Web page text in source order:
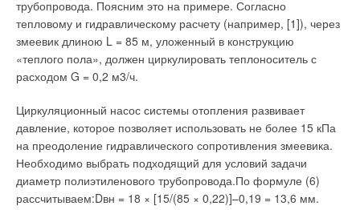
трубопровода. Поясним это на примере. Согласно
тепловому и гидравлическому расчету (например, [1]), через
змеевик длиною L = 85 м, уложенный в конструкцию
«теплого пола», должен циркулировать теплоноситель с
расходом G = 0,2 м3/ч.
Циркуляционный насос системы отопления развивает
давление, которое позволяет использовать не более 15 кПа
на преодоление гидравлического сопротивления змеевика.
Необходимо выбрать подходящий для условий задачи
диаметр полиэтиленового трубопровода.По формуле (6)
рассчитываем:Dвн = 18 × [15/(85 × 0,22)]–0,19 = 13,6 мм.
Не менее важен для эксплуатации поквартирный учет тепла.
В России подобные решения только начинают применяться.
Главным образом — в современных зданиях, где
горизонтальная разводка отопления предусмотрена
организации системы теплоснабжения является
возможность для каждого собственника по своему
усмотрению конфигурировать внутренние коммуникации
(например, количество, тип и расположение радиаторов,
водяной подогрев полов и пр.).
Уведомления отключены
Комментарии
Добавить комментарий